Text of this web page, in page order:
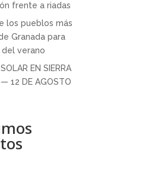
frente a riadas
los pueblos más
Granada para
verano
EN SIERRA
— 12 DE AGOSTO